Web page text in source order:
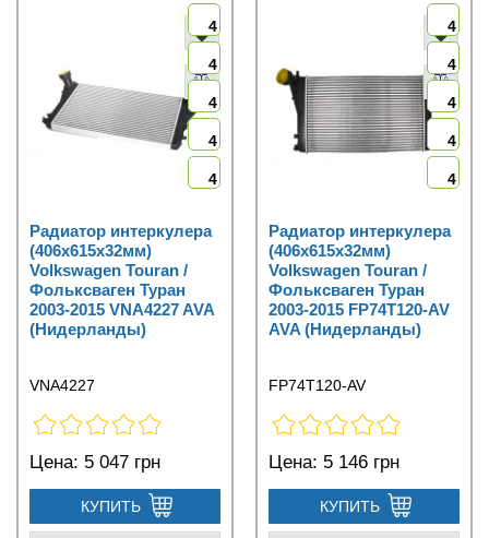
4
4
4
4
4
Радиатор интеркулера
(406x615x32мм)
Volkswagen Touran /
Фольксваген Туран
2003-2015 VNA4227 AVA
(Нидерланды)
VNA4227
Цена: 5 047 грн
КУПИТЬ
4
4
4
4
4
Радиатор интеркулера
(406x615x32мм)
Volkswagen Touran /
Фольксваген Туран
2003-2015 FP74T120-AV
AVA (Нидерланды)
FP74T120-AV
Цена: 5 146 грн
КУПИТЬ